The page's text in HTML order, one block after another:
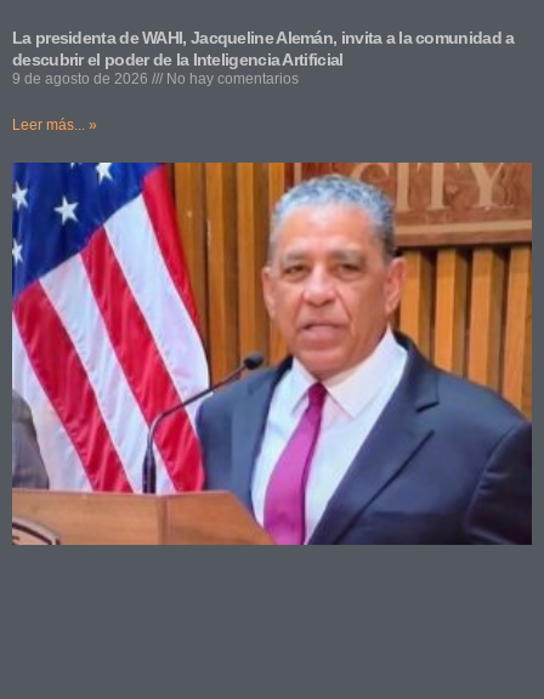
La presidenta de WAHI, Jacqueline Alemán, invita a la comunidad a
descubrir el poder de la Inteligencia Artificial
9 de agosto de 2026 No hay comentarios
Leer más... »